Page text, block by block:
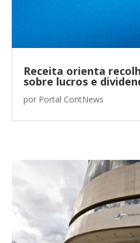
Receita orienta
sobre lucros e
por Portal ContNews